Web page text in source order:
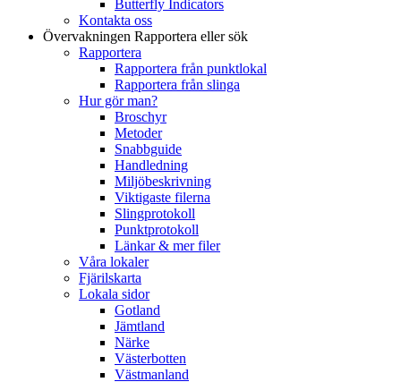
Butterfly Indicators
Kontakta oss
Övervakningen Rapportera eller sök
Rapportera
Rapportera från punktlokal
Rapportera från slinga
Hur gör man?
Broschyr
Metoder
Snabbguide
Handledning
Miljöbeskrivning
Viktigaste filerna
Slingprotokoll
Punktprotokoll
Länkar & mer filer
Våra lokaler
Fjärilskarta
Lokala sidor
Gotland
Jämtland
Närke
Västerbotten
Västmanland